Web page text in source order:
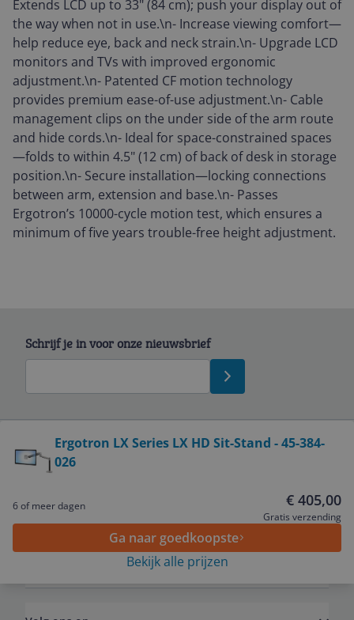
Extends LCD up to 33" (84 cm); push your display out of
the way when not in use.\n- Increase viewing comfort—
help reduce eye, back and neck strain.\n- Upgrade LCD
monitors and TVs with improved ergonomic
adjustment.\n- Patented CF motion technology
provides premium ease-of-use adjustment.\n- Cable
management clips on the under side of the arm route
and hide cords.\n- Ideal for space-constrained spaces
—folds to within 4.5" (12 cm) of back of desk in storage
position.\n- Secure installation—locking connections
between arm, extension and base.\n- Passes
Ergotron’s 10000-cycle motion test, which ensures a
minimum of five years trouble-free height adjustment.
Ergotron LX Series LX HD Sit-Stand - 45-384-
026
6 of meer dagen € 405,00
Gratis verzending
Ga naar goedkoopste
Bekijk alle prijzen
Schrijf je in voor onze nieuwsbrief
Service
Algemeen